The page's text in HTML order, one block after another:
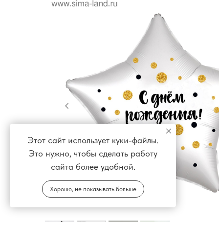
Этот сайт использует куки-файлы.
Это нужно, чтобы сделать работу
сайта более удобной.
Хорошо, не показывать больше